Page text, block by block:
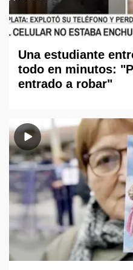
Una estudiante
todo en minutos:
entrado a robar"